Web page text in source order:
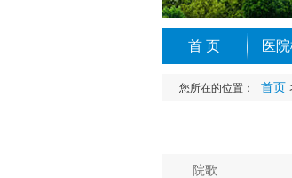
首 页 医
您所在的位置： 首页
院歌